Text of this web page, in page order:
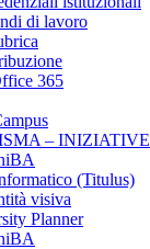
di lavoro
365
– INIZIATIVE
(Titulus)
visiva
Planner